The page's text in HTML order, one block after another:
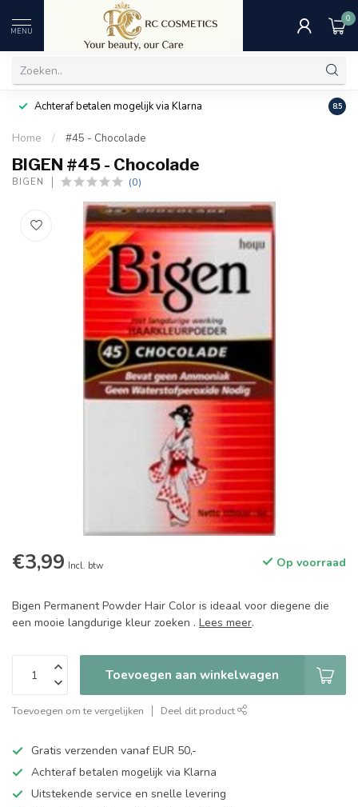
MENU
0
Achteraf betalen mogelijk via Klarna 8.5
Home / #45 - Chocolade
BIGEN #45 - Chocolade
BIGEN (0)
€3,99 Incl. btw Op voorraad
Bigen Permanent Powder Hair Color is ideaal voor diegene die
een mooie langdurige kleur zoeken . Lees meer.
Toevoegen aan winkelwagen
Toevoegen om te vergelijken Deel dit product
Gratis verzenden vanaf EUR 50,-
Achteraf betalen mogelijk via Klarna
Uitstekende service en snelle levering